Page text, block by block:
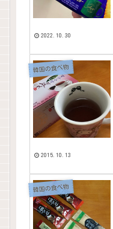
2022.10.30
韓国の食べ物
2015.10.13
韓国の食べ物